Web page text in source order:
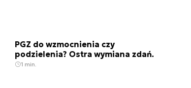
PGZ do wzmocnienia czy
podzielenia? Ostra wymiana zdań.
1 min.